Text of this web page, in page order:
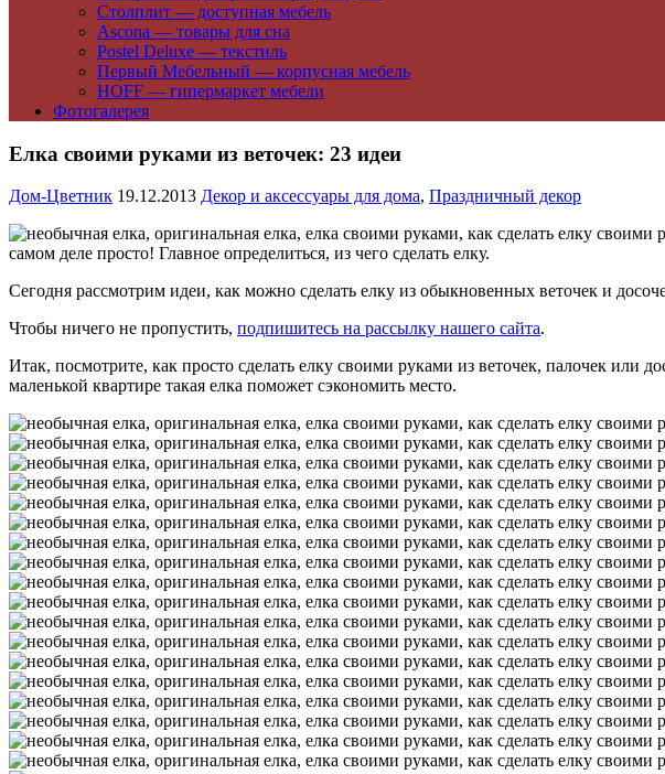
Столплит — доступная мебель
Ascona — товары для сна
Postel Deluxe — текстиль
Первый Мебельный — корпусная мебель
HOFF — гипермаркет мебели
Фотогалерея
Елка своими руками из веточек: 23 идеи
Дом-Цветник 19.12.2013 Декор и аксессуары для дома, Праздничный декор
самом деле просто! Главное определиться, из чего сделать елку.
Сегодня рассмотрим идеи, как можно сделать елку из обыкновенных веточек и
Чтобы ничего не пропустить, подпишитесь на рассылку нашего сайта.
Итак, посмотрите, как просто сделать елку своими руками из веточек, палочек или
маленькой квартире такая елка поможет сэкономить место.